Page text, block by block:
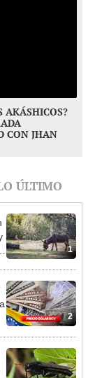
AKÁSHICOS?
CON JHAN
ÚLTIMO
1
2